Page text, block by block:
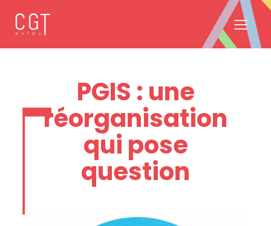
PGIS : une
réorganisation
qui pose
question